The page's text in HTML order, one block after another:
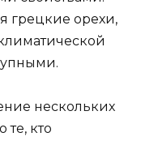
грецкие орехи,
нескольких
те, кто